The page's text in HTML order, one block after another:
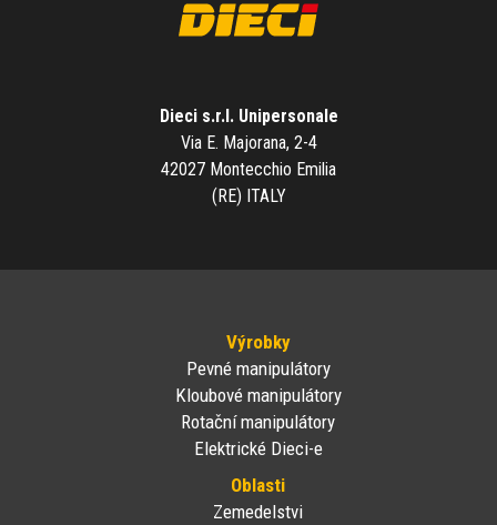
Dieci s.r.l. Unipersonale
Via E. Majorana, 2-4
42027 Montecchio Emilia
(RE) ITALY
Výrobky
Pevné manipulátory
Kloubové manipulátory
Rotační manipulátory
Elektrické Dieci-e
Oblasti
Zemedelstvi